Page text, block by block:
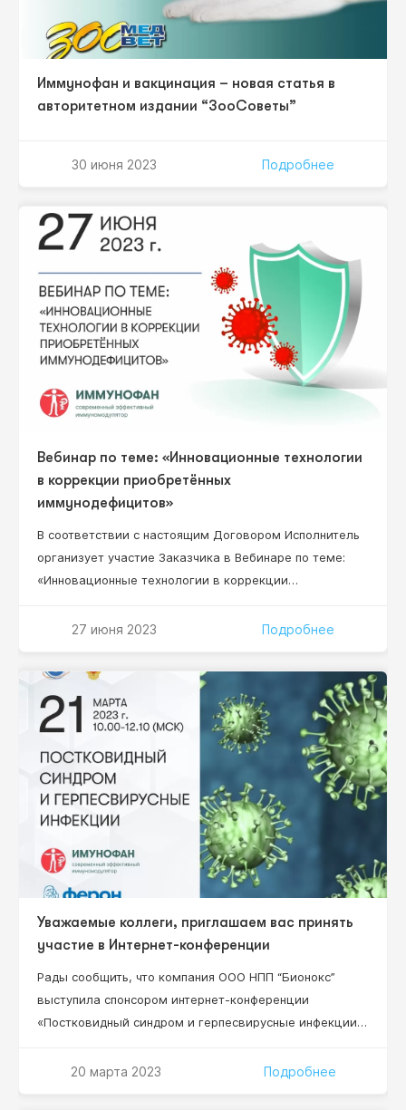
Иммунофан и вакцинация – новая статья в
авторитетном издании “ЗооСоветы”
30 июня 2023 Подробнее
Вебинар по теме: «Инновационные технологии
в коррекции приобретённых
иммунодефицитов»
В соответствии с настоящим Договором Исполнитель
организует участие Заказчика в Вебинаре по теме:
«Инновационные технологии в коррекции
который состоится «27» июня 2023 г. в 12:00 (по мск
доктор медицинских наук, профессор Нестерова И.В.
27 июня 2023 Подробнее
Уважаемые коллеги, приглашаем вас принять
участие в Интернет-конференции
Рады сообщить, что компания ООО НПП “Бионокс”
выступила спонсором интернет-конференции
«Постковидный синдром и герпесвирусные инфекции»,
Уважаемые коллеги, приглашаем всех желающих
20 марта 2023 Подробнее